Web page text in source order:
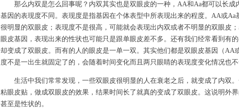
那么内双是怎么回事呢？内双其实也是双眼皮的一种，AA和Aa都可以长成
基因的表现度不同。表现度是指基因在个体表型中所表现出来的程度。AA或Aa
很明显的双眼皮；表现度不是很高，可能就会表现出内双或者不明显的双眼皮
眼皮基因，表现出来的性状也可能只是跟单眼皮差不多。还有我们经常看到有
却变成了双眼皮。而有的人的眼皮是一单一双。其实他们都是双眼皮基因（AA
度不是一出生就固定了的，会随着时间变化而且两只眼睛的表现度变化情况也不
生活中我们常常发现，一些双眼皮很明显的人在衰老之后，就变成了内双
粘眼皮贴，做成双眼皮的效果，结果时间长了就真的变成了双眼皮。这说明外
甚至是性状的。